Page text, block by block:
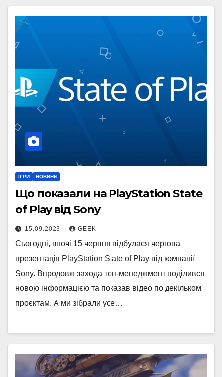
ІГРИ НОВИНИ
Що показали на PlayStation State
of Play від Sony
15.09.2023 GEEK
Сьогодні, вночі 15 червня відбулася чергова
презентація PlayStation State of Play від компанії
Sony. Впродовж захода топ-менеджмент поділився
новою інформацією та показав відео по декільком
проєктам. А ми зібрали усе…